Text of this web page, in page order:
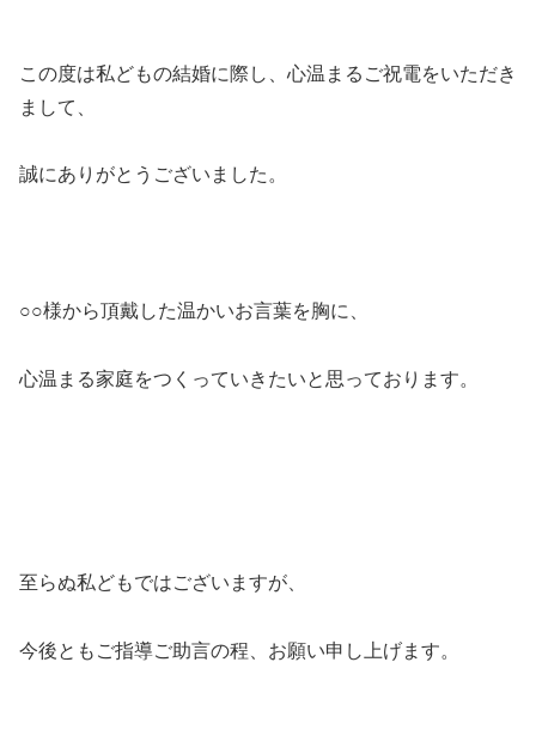
この度は私どもの結婚に際し、心温まるご祝電をいただき
まして、
誠にありがとうございました。
○○様から頂戴した温かいお言葉を胸に、
心温まる家庭をつくっていきたいと思っております。
至らぬ私どもではございますが、
今後ともご指導ご助言の程、お願い申し上げます。